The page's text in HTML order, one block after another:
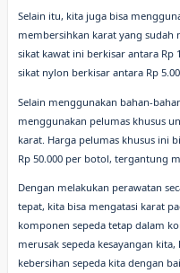
Selain itu, kita juga bisa
membersihkan karat yang sudah
sikat kawat ini berkisar antara Rp
sikat nylon berkisar antara Rp
Selain menggunakan bahan-
menggunakan pelumas khusus
karat. Harga pelumas khusus ini
Rp 50.000 per botol, tergantung
Dengan melakukan perawatan
tepat, kita bisa mengatasi karat
komponen sepeda tetap dalam
merusak sepeda kesayangan
kebersihan sepeda kita dengan